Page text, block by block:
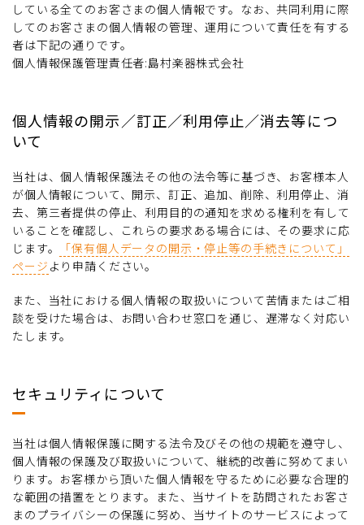
している全てのお客さまの個人情報です。なお、共同利用に際
してのお客さまの個人情報の管理、運用について責任を有する
者は下記の通りです。
個人情報保護管理責任者:島村楽器株式会社
個人情報の開示／訂正／利用停止／消去等につ
いて
当社は、個人情報保護法その他の法令等に基づき、お客様本人
が個人情報について、開示、訂正、追加、削除、利用停止、消
去、第三者提供の停止、利用目的の通知を求める権利を有して
いることを確認し、これらの要求ある場合には、その要求に応
じます。
「保有個人データの開示・停止等の手続きについて」
ページ より申請ください。
また、当社における個人情報の取扱いについて苦情またはご相
談を受けた場合は、お問い合わせ窓口を通じ、遅滞なく対応い
たします。
セキュリティについて
当社は個人情報保護に関する法令及びその他の規範を遵守し、
個人情報の保護及び取扱いについて、継続的改善に努めてまい
ります。お客様から頂いた個人情報を守るために必要な合理的
な範囲の措置をとります。また、当サイトを訪問されたお客さ
まのプライバシーの保護に努め、当サイトのサービスによって